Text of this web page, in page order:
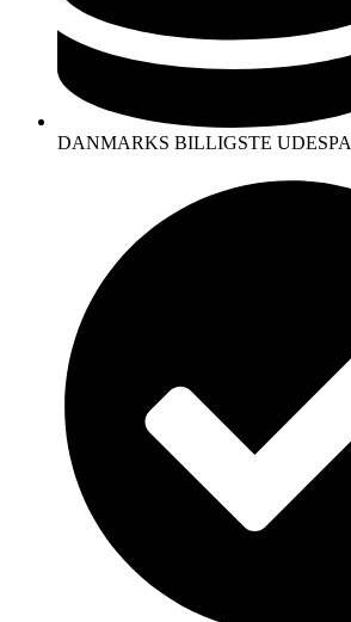
DANMARKS BILLIGSTE UDESPA